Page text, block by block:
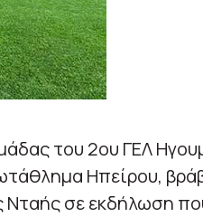
του 2ου ΓΕΛ
Ηπείρου,
Νταής σε εκδήλωση